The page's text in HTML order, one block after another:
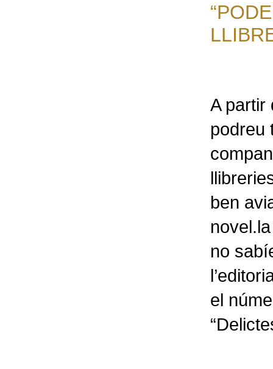
A partir
podreu
ben
no
el